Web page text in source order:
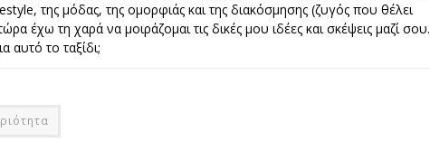
της μόδας, της ομορφιάς και της διακόσμησης (ζυγός που θέλει
έχω τη χαρά να μοιράζομαι τις δικές μου ιδέες και σκέψεις μαζί σου.
αυτό το ταξίδι;